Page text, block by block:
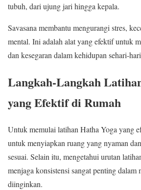
tubuh, dari ujung jari hingga kepala.
Savasana membantu mengurangi stres,
mental. Ini adalah alat yang efektif untuk
dan kesegaran dalam kehidupan sehari-
Langkah-Langkah
yang Efektif di Rumah
Untuk memulai latihan Hatha Yoga yang
untuk menyiapkan ruang yang nyaman
sesuai. Selain itu, mengetahui urutan
menjaga konsistensi sangat penting dalam
diinginkan.